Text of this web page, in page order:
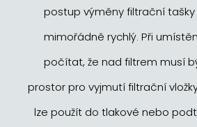
postup výměny filtrační
mimořádně rychlý. Při
počítat, že nad filtrem musí
prostor pro vyjmutí filtrační
lze použít do tlakové nebo